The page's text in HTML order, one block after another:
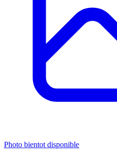
Photo bientot disponible